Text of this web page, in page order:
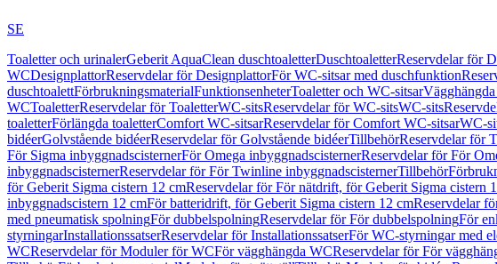
SE
Toaletter och urinalerGeberit AquaClean duschtoaletterDuschtoaletterReservdelar för
WCDesignplattorReservdelar för DesignplattorFör WC-sitsar med duschfunktion
duschtoalettFörbrukningsmaterialFunktionsenheterToaletter och WC-sitsar
WCToaletterReservdelar för ToaletterWC-sitsReservdelar för WC-sitsWC-sits
toaletterFörlängda toaletterComfort WC-sitsarReservdelar för Comfort WC-sitsarWC-
bidéerGolvstående bidéerReservdelar för Golvstående bidéerTillbehörReservdelar för
För Sigma inbyggnadscisternerFör Omega inbyggnadscisternerReservdelar för För
inbyggnadscisternerReservdelar för För Twinline inbyggnadscisternerTillbehör
för Geberit Sigma cistern 12 cmReservdelar för För nätdrift, för Geberit Sigma cistern
inbyggnadscistern 12 cmFör batteridrift, för Geberit Sigma cistern 12 cmReservdelar
med pneumatisk spolningFör dubbelspolningReservdelar för För dubbelspolningFör
styrningarInstallationssatserReservdelar för InstallationssatserFör WC-styrningar med
WCReservdelar för Moduler för WCFör vägghängda WCReservdelar för För